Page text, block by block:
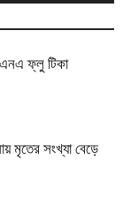
ফ্লু টিকা
মৃতের সংখ্যা বেড়ে